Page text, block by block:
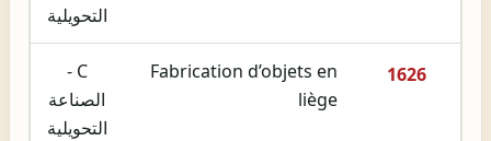
التحويلية
1626
Fabrication d’objets en
liège
C -
الصناعة
التحويلية